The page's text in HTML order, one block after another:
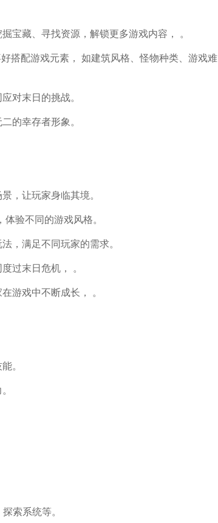
宝藏、寻找资源，解锁更多游戏内容， 。
搭配游戏元素， 如建筑风格、怪物种类、游戏难
对末日的挑战。
的幸存者形象。
，让玩家身临其境。
验不同的游戏风格。
，满足不同玩家的需求。
过末日危机， 。
游戏中不断成长， 。
。
索系统等。